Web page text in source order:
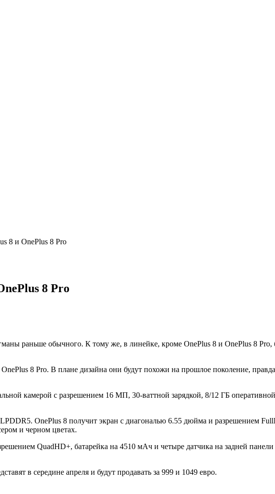
8 и OnePlus 8 Pro
8 Pro
раньше обычного. К тому же, в линейке, кроме OnePlus 8 и OnePlus 8 Pro,
8 Pro. В плане дизайна они будут похожи на прошлое поколение,
камерой с разрешением 16 МП, 30-ваттной зарядкой, 8/12 ГБ
OnePlus 8 получит экран с диагональю 6.55 дюйма и разрешением
и черном цветах.
QuadHD+, батарейка на 4510 мАч и четыре датчика на задней
в середине апреля и будут продавать за 999 и 1049 евро.